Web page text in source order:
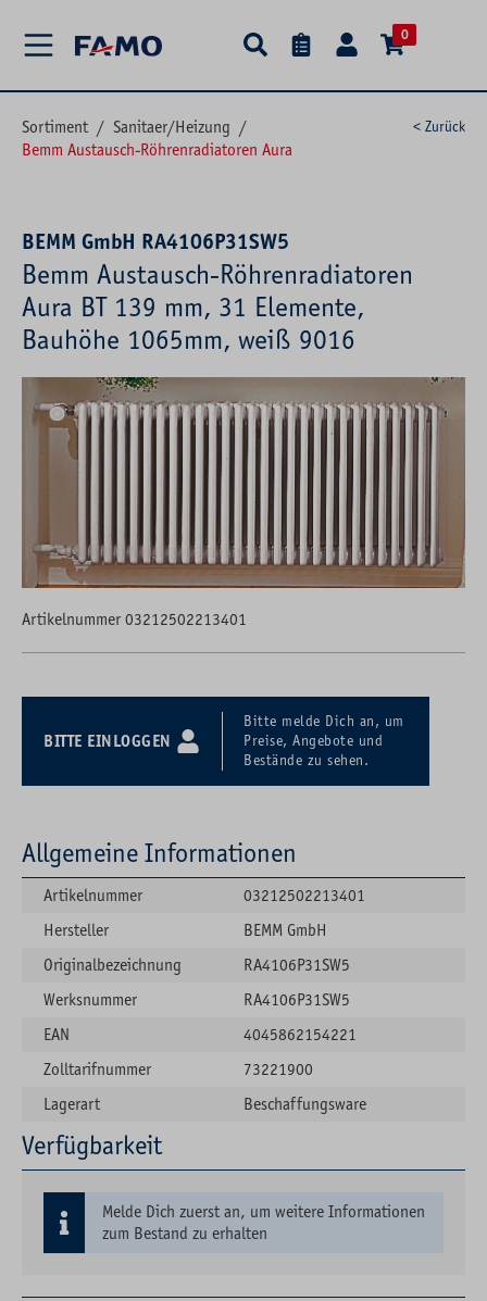
0
Sortiment / Sanitaer/Heizung /
Bemm Austausch-Röhrenradiatoren Aura
< Zurück
BEMM GmbH RA4106P31SW5
Bemm Austausch-Röhrenradiatoren
Aura BT 139 mm, 31 Elemente,
Bauhöhe 1065mm, weiß 9016
Bildergalerie überspringen
Artikelnummer 03212502213401
BITTE EINLOGGEN
Bitte melde Dich an, um
Preise, Angebote und
Bestände zu sehen.
Allgemeine Informationen
Artikelnummer
03212502213401
Hersteller
BEMM GmbH
Originalbezeichnung
RA4106P31SW5
Werksnummer
RA4106P31SW5
EAN
4045862154221
Zolltarifnummer
73221900
Lagerart
Beschaffungsware
Verfügbarkeit
Melde Dich zuerst an, um weitere Informationen
zum Bestand zu erhalten